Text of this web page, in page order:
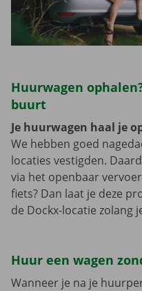
Huurwagen
buurt
Je huurwagen haal je
We hebben goed
locaties vestigden.
via het openbaar
fiets? Dan laat je deze
de Dockx-locatie zolang
Huur een wagen
Wanneer je na je